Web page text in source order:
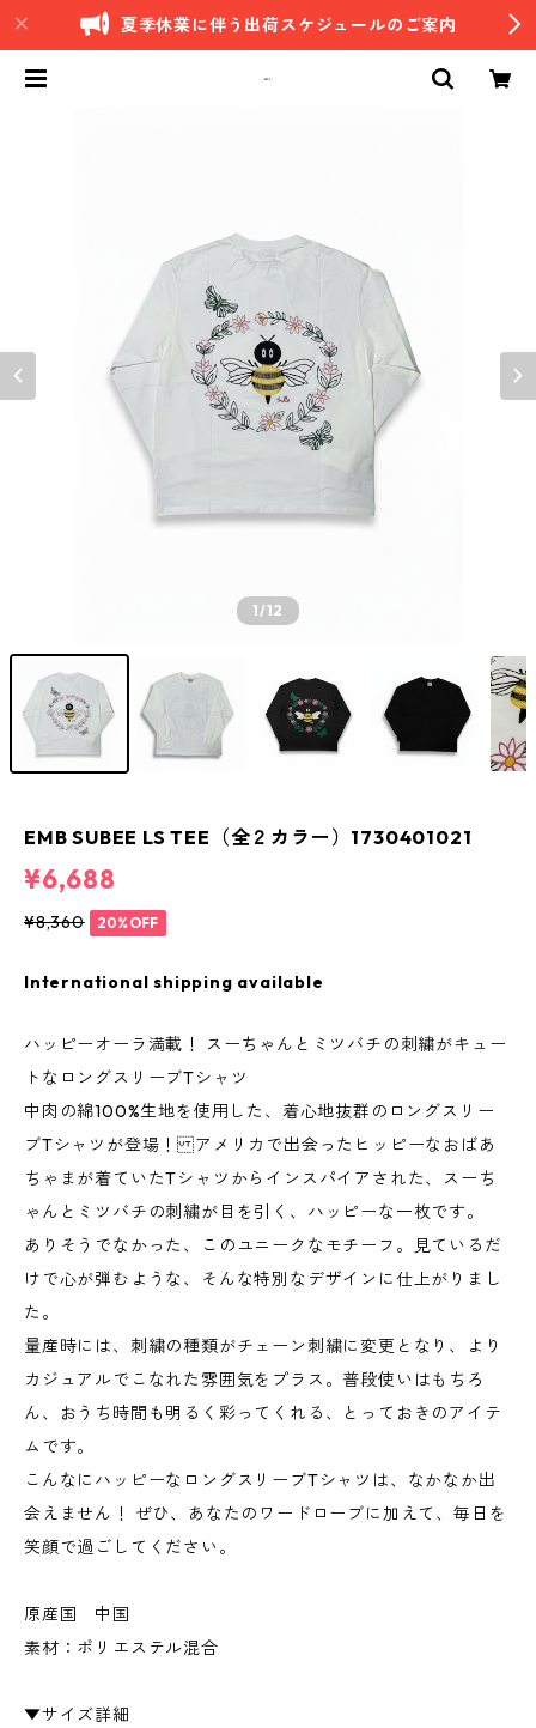
夏季休業に伴う出荷スケジュールのご案内
1/12
EMB SUBEE LS TEE（全２カラー）1730401021
¥6,688
¥8,360 20%OFF
International shipping available
ハッピーオーラ満載！ スーちゃんとミツバチの刺繍がキュー
トなロングスリーブTシャツ
中肉の綿100%生地を使用した、着心地抜群のロングスリー
ブTシャツが登場！ アメリカで出会ったヒッピーなおばあ
ちゃまが着ていたTシャツからインスパイアされた、スーち
ゃんとミツバチの刺繍が目を引く、ハッピーな一枚です。
ありそうでなかった、このユニークなモチーフ。見ているだ
けで心が弾むような、そんな特別なデザインに仕上がりまし
た。
量産時には、刺繍の種類がチェーン刺繍に変更となり、より
カジュアルでこなれた雰囲気をプラス。普段使いはもちろ
ん、おうち時間も明るく彩ってくれる、とっておきのアイテ
ムです。
こんなにハッピーなロングスリーブTシャツは、なかなか出
会えません！ ぜひ、あなたのワードローブに加えて、毎日を
笑顔で過ごしてください。
原産国 中国
素材：ポリエステル混合
▼サイズ詳細